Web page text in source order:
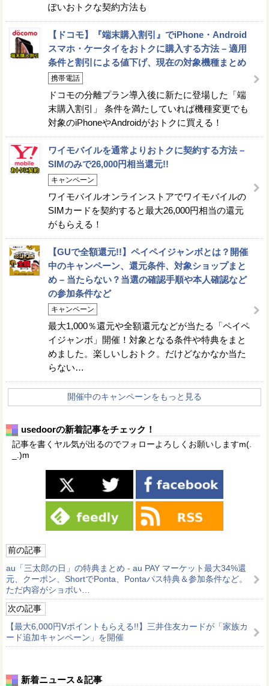
ぽいおトクな契約方法も
【ドコモ】『端末購入割引』でiPhone・Android
スマホ・ケータイをおトクに購入する方法 – 適用
条件と割引による値下げ、現在の対象機種まとめ
携帯電話
ドコモの分離プラン導入後に新たに登場した「端
末購入割引」 条件を満たしていれば機種変更でも
対象のiPhoneやAndroidがおトクに買える！
ワイモバイルを通常よりおトクに契約する方法 –
SIMのみで26,000円相当還元!!
キャンペーン
ワイモバイルオンラインストアでワイモバイルの
SIMカードを契約すると最大26,000円相当の還元
がもらえる！
【GUで全額還元!!】ペイペイジャンボとは？開催
中のキャンペーン、還元条件、対象ショップまと
め – 当たらない？当選の確認手順や本人確認など
の参加条件など
キャンペーン
最大1,000％還元や全額還元などが当たる「ペイペ
イジャンボ」開催！対象となる条件や特典をまと
めました。楽しいしおトク。だけどなかなか当た
らない…
開催中のキャンペーンをもっと見る
usedoorの新着記事をチェック！
記事を書くヤル気が出るのでフォローよろしくお願いしますm(.
_.)m
前の記事
au「三太郎の日」の特典まとめ - au PAY マーケット最大34%還
元、クーポン、ShortでPonta、Pontaパス特典＆参加条件など。
ただ内容がショボい…
次の記事
【最大6,000円Vポイントもらえる!!】三井住友カードが「家族カ
ード追加キャンペーン」を開催
新着ニュース＆記事